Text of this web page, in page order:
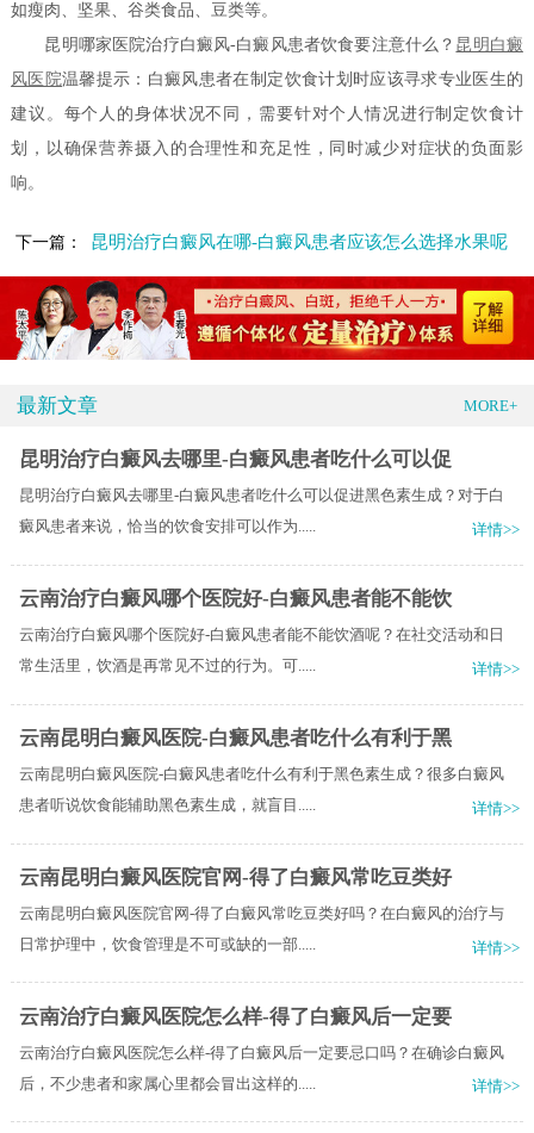
如瘦肉、坚果、谷类食品、豆类等。
昆明哪家医院治疗白癜风-白癜风患者饮食要注意什么？ 昆明白癜
风医院温馨提示：白癜风患者在制定饮食计划时应该寻求专业医生的
建议。每个人的身体状况不同，需要针对个人情况进行制定饮食计
划，以确保营养摄入的合理性和充足性，同时减少对症状的负面影
响。
下一篇： 昆明治疗白癜风在哪-白癜风患者应该怎么选择水果呢
最新文章 MORE+
昆明治疗白癜风去哪里-白癜风患者吃什么可以促
昆明治疗白癜风去哪里-白癜风患者吃什么可以促进黑色素生成？对于白
癜风患者来说，恰当的饮食安排可以作为.....
详情>>
云南治疗白癜风哪个医院好-白癜风患者能不能饮
云南治疗白癜风哪个医院好-白癜风患者能不能饮酒呢？在社交活动和日
常生活里，饮酒是再常见不过的行为。可.....
详情>>
云南昆明白癜风医院-白癜风患者吃什么有利于黑
云南昆明白癜风医院-白癜风患者吃什么有利于黑色素生成？很多白癜风
患者听说饮食能辅助黑色素生成，就盲目.....
详情>>
云南昆明白癜风医院官网-得了白癜风常吃豆类好
云南昆明白癜风医院官网-得了白癜风常吃豆类好吗？在白癜风的治疗与
日常护理中，饮食管理是不可或缺的一部.....
详情>>
云南治疗白癜风医院怎么样-得了白癜风后一定要
云南治疗白癜风医院怎么样-得了白癜风后一定要忌口吗？在确诊白癜风
后，不少患者和家属心里都会冒出这样的.....
详情>>